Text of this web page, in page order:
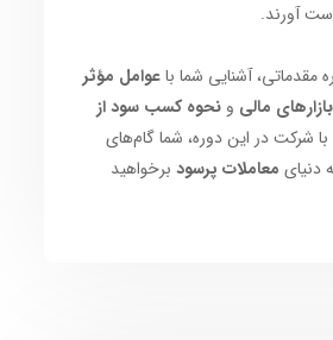
آورند.
آشنایی شما باعوامل مؤثر
مالی ونحوه کسب سود از
شرکت در این دوره، شما گام‌های
دنیای معاملات پرسود برخواهید